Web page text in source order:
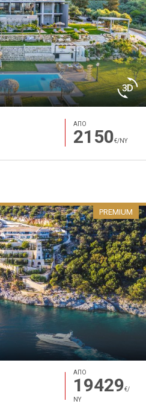
ΑΠΟ
2150€/ΝΥ
PREMIUM
ΑΠΟ
19429€/
ΝΥ